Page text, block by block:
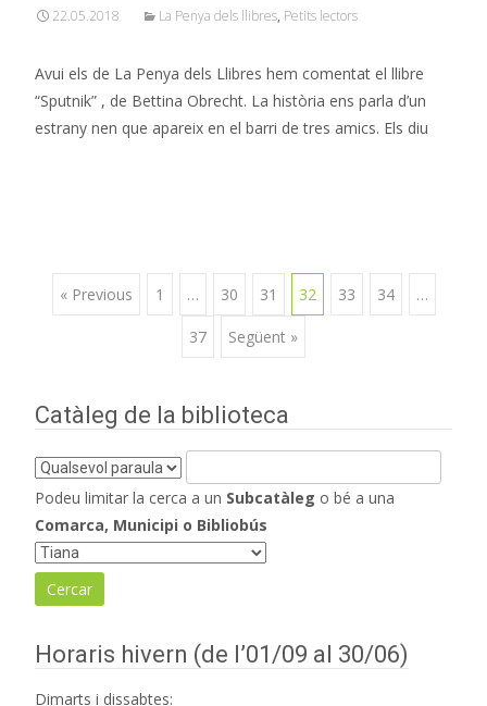
22.05.2018 La Penya dels llibres, Petits lectors
Avui els de La Penya dels Llibres hem comentat el llibre
“Sputnik” , de Bettina Obrecht. La història ens parla d’un
estrany nen que apareix en el barri de tres amics. Els diu
Navegació
d'entrades
« Previous 1 … 30 31 32 33 34 …
37 Següent »
Catàleg de la biblioteca
Podeu limitar la cerca a un Subcatàleg o bé a una
Comarca, Municipi o Bibliobús
Horaris hivern (de l’01/09 al 30/06)
Dimarts i dissabtes: